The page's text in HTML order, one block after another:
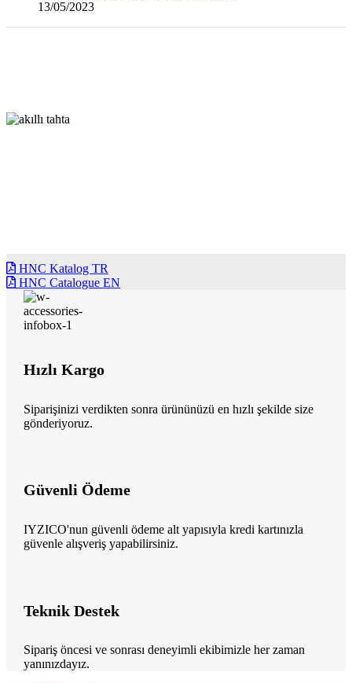
13/05/2023
HNC Katalog TR
HNC Catalogue EN
Hızlı Kargo
Siparişinizi verdikten sonra ürününüzü en hızlı şekilde size
gönderiyoruz.
Güvenli Ödeme
IYZICO'nun güvenli ödeme alt yapısıyla kredi kartınızla
güvenle alışveriş yapabilirsiniz.
Teknik Destek
Sipariş öncesi ve sonrası deneyimli ekibimizle her zaman
yanınızdayız.